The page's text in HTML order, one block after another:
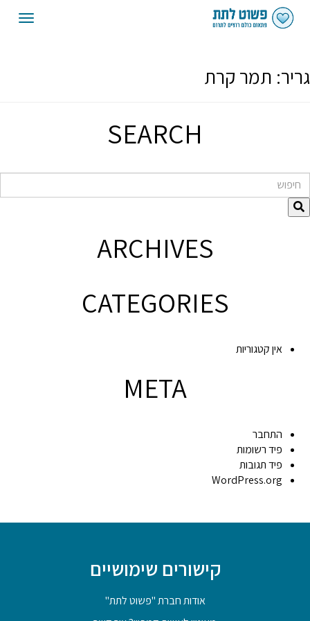
גריר: תמר קרת
SEARCH
חיפוש
ARCHIVES
CATEGORIES
אין קטגוריות
META
התחבר
פיד רשומות
פיד תגובות
WordPress.org
קישורים שימושיים
אודות חברת "פשוט לתת"